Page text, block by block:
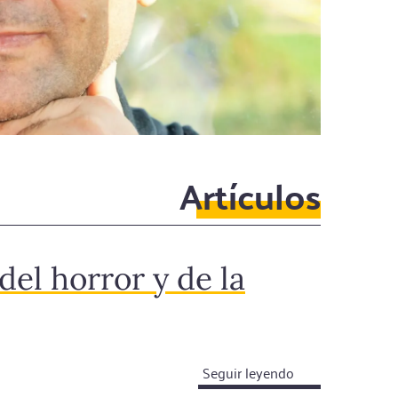
Artículos
horror y de la
Seguir leyendo